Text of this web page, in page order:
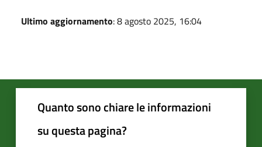
Ultimo aggiornamento: 8 agosto 2025, 16:04
Quanto sono chiare le informazioni
su questa pagina?